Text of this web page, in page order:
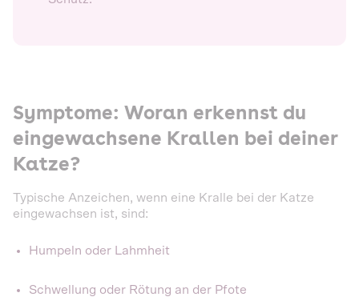
Symptome: Woran erkennst du
eingewachsene Krallen bei deiner
Katze?
Typische Anzeichen, wenn eine Kralle bei der Katze
eingewachsen ist, sind:
Humpeln oder Lahmheit
Schwellung oder Rötung an der Pfote